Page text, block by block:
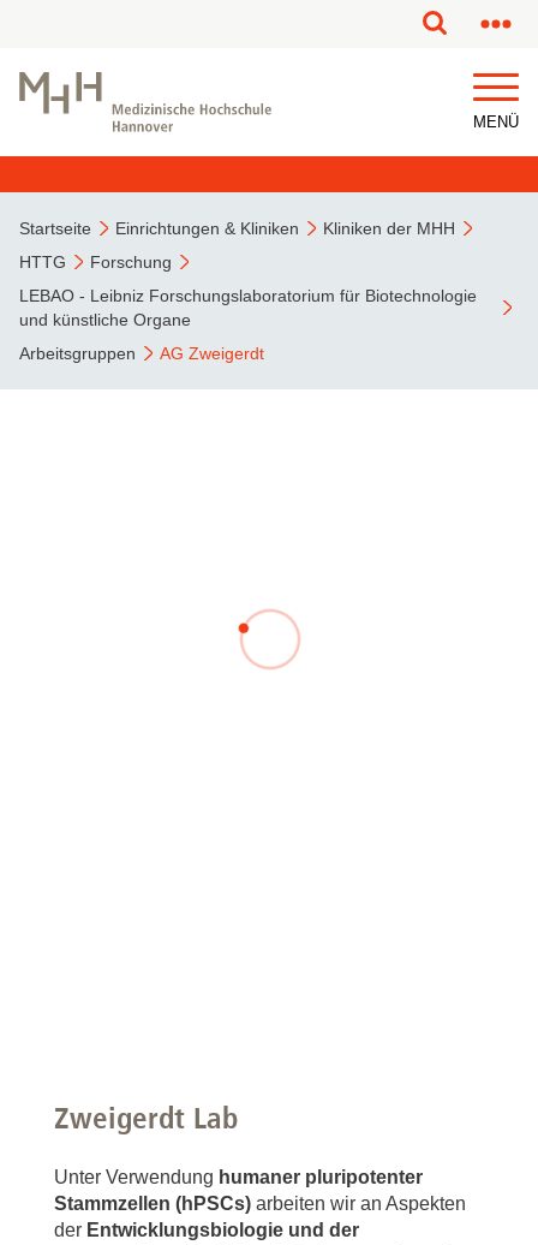
MENÜ
Startseite Einrichtungen & Kliniken
Kliniken der MHH
HTTG
Forschung
LEBAO - Leibniz Forschungslaboratorium für Biotechnologie
und künstliche Organe
Arbeitsgruppen
AG Zweigerdt
Zweigerdt Lab
Unter Verwendung humaner pluripotenter
Stammzellen (hPSCs) arbeiten wir an Aspekten
der Entwicklungsbiologie und der